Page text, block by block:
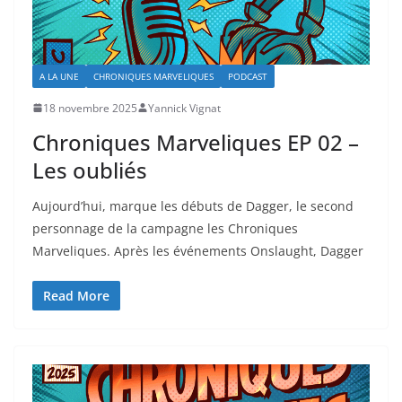
A LA UNE CHRONIQUES MARVELIQUES PODCAST
18 novembre 2025 Yannick Vignat
Chroniques Marveliques EP 02 –
Les oubliés
Aujourd’hui, marque les débuts de Dagger, le second
personnage de la campagne les Chroniques
Marveliques. Après les événements Onslaught, Dagger
Read More